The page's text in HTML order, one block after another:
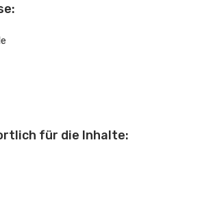
für die Inhalte: